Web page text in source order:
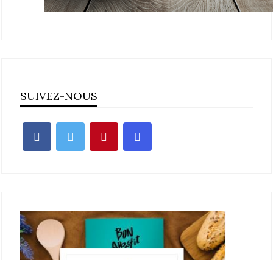
SUIVEZ-NOUS